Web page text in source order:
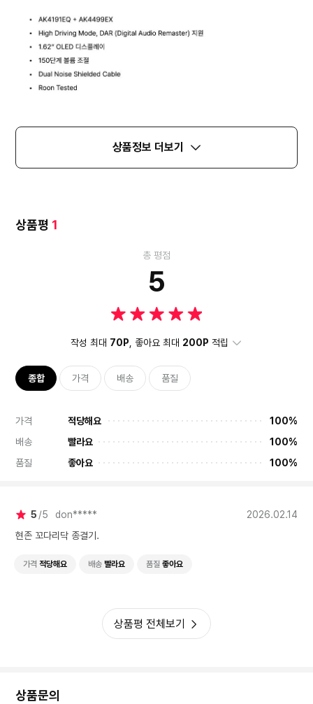
상품정보 더보기
상품평 1
총 평점
5
작성 최대 70P , 좋아요 최대 200P 적립
종합 가격 배송 품질
가격 적당해요
100%
배송
빨라요
100%
품질
좋아요 100%
5 5 don*****
2026.02.14
현존 꼬다리닥 종결기.
가격 적당해요 배송 빨라요 품질 좋아요
상품평 전체보기
상품문의